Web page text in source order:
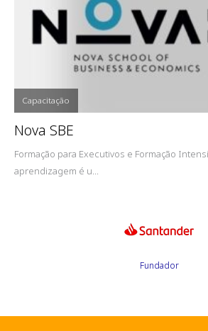
Capacitação
Nova SBE
Formação para Executivos e Formação
aprendizagem é u...
Fundador